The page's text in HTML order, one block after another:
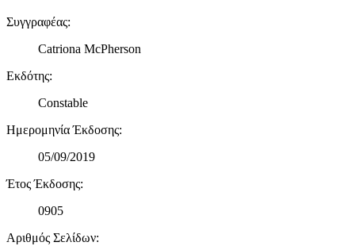
Συγγραφέας:
Catriona McPherson
Εκδότης:
Constable
Ημερομηνία Έκδοσης:
05/09/2019
Έτος Έκδοσης:
0905
Αριθμός Σελίδων: